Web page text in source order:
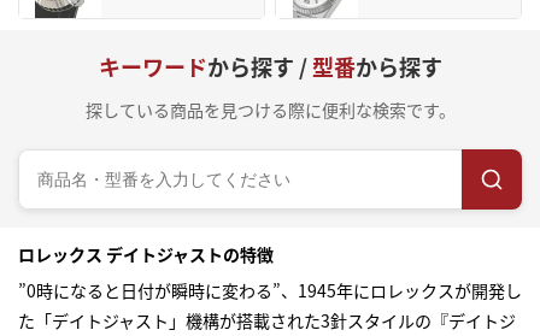
キーワードから探す /型番から探す
探している商品を見つける際に便利な検索です。
ロレックス デイトジャストの特徴
”0時になると日付が瞬時に変わる”、1945年にロレックスが開発し
た「デイトジャスト」機構が搭載された3針スタイルの『デイトジ